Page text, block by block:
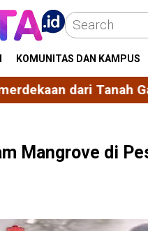
KOMUNITAS DAN KAMPUS
yang
Mangrove di